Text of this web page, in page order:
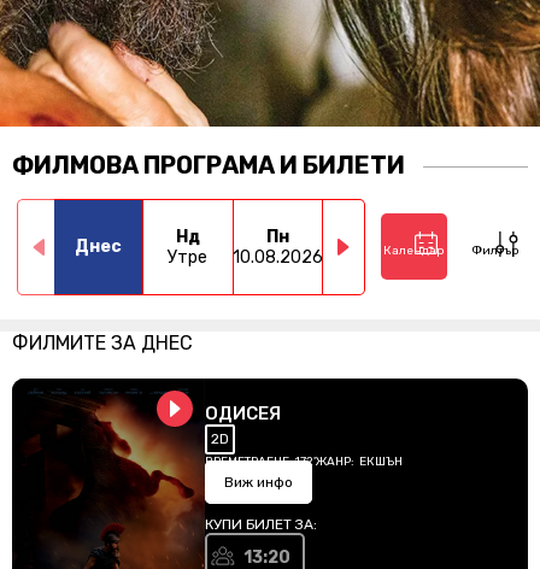
ФИЛМОВА ПРОГРАМА И БИЛЕТИ
Днес
Нд
Утре
Пн
10.08.2026 11.08.202612.08.2026
Календар Филтър
ФИЛМИТЕ ЗА ДНЕС
ОДИСЕЯ
2D
ВРЕМЕТРАЕНЕ:172'ЖАНР: ЕКШЪН
Виж инфо
КУПИ БИЛЕТ ЗА:
13:20